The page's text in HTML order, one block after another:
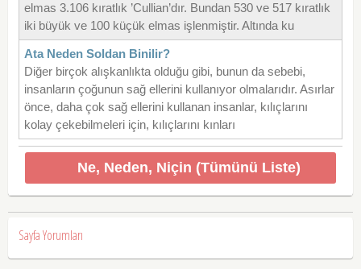
elmas 3.106 kıratlık ’Cullian’dır. Bundan 530 ve 517 kıratlık
iki büyük ve 100 küçük elmas işlenmiştir. Altında ku
Ata Neden Soldan Binilir?
Diğer birçok alışkanlıkta olduğu gibi, bunun da sebebi,
insanların çoğunun sağ ellerini kullanıyor olmalarıdır. Asırlar
önce, daha çok sağ ellerini kullanan insanlar, kılıçlarını
kolay çekebilmeleri için, kılıçlarını kınları
Ne, Neden, Niçin (Tümünü Liste)
Sayfa Yorumları